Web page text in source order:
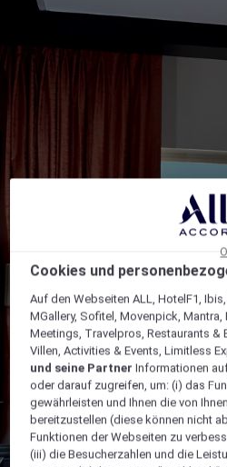
Cookies und
Auf den Webseiten ALL, HotelF1,
MGallery, Sofitel, Movenpick,
Meetings, Travelpros, Restaurants &
Villen, Activities & Events, Limitless
und seine Partner Informationen
oder darauf zugreifen, um: (i) das
gewährleisten und Ihnen die von
bereitzustellen (diese können nicht
Funktionen der Webseiten zu
(iii) die Besucherzahlen und die